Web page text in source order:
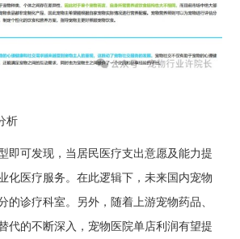
析
即可发现，当居民医疗支出意愿及能力提
化医疗服务。在此逻辑下，未来国内宠物
的诊疗科室。另外，随着上游宠物药品、
代的不断深入，宠物医院单店利润有望提